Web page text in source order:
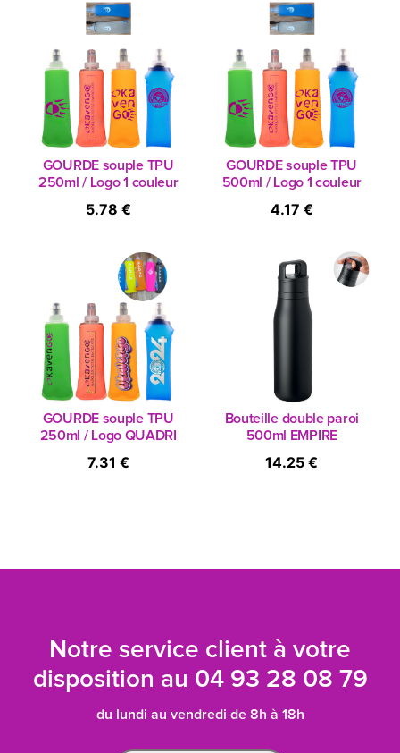
GOURDE souple TPU
250ml / Logo 1 couleur
5.78 €
GOURDE souple TPU
500ml / Logo 1 couleur
4.17 €
GOURDE souple TPU
250ml / Logo QUADRI
7.31 €
Bouteille double paroi
500ml EMPIRE
14.25 €
Notre service client à votre
disposition au 04 93 28 08 79
du lundi au vendredi de 8h à 18h